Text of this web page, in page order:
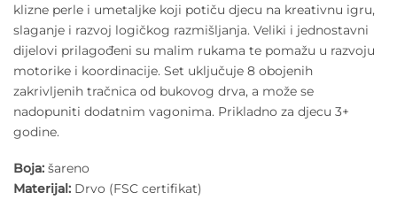
klizne perle i umetaljke koji potiču djecu na kreativnu igru,
slaganje i razvoj logičkog razmišljanja. Veliki i jednostavni
dijelovi prilagođeni su malim rukama te pomažu u razvoju
motorike i koordinacije. Set uključuje 8 obojenih
zakrivljenih tračnica od bukovog drva, a može se
nadopuniti dodatnim vagonima. Prikladno za djecu 3+
godine.
Boja: šareno
Materijal: Drvo (FSC certifikat)